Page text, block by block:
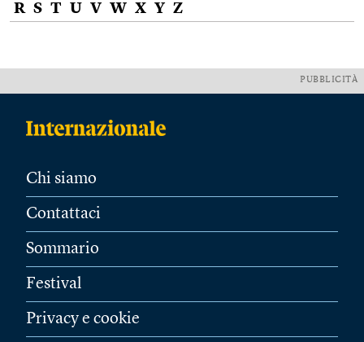
R S T U V W X Y Z
PUBBLICITÀ
Chi siamo
Contattaci
Sommario
Festival
Privacy e cookie